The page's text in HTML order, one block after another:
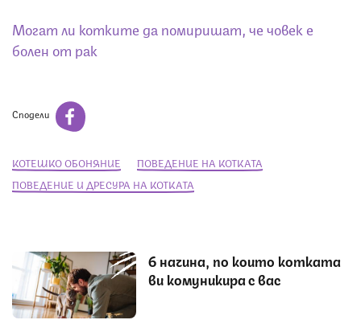
Могат ли котките да помиришат, че човек е
болен от рак
Сподели
КОТЕШКО ОБОНЯНИЕ
ПОВЕДЕНИЕ НА КОТКАТА
ПОВЕДЕНИЕ И ДРЕСУРА НА КОТКАТА
6 начина, по които котката
ви комуникира с вас